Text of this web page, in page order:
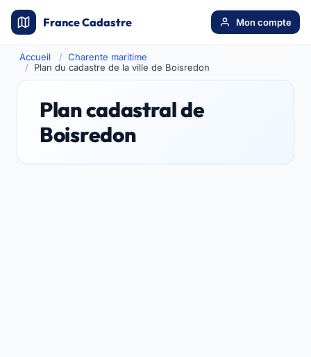
France Cadastre Mon compte
Accueil
Charente maritime
Plan du cadastre de la ville de Boisredon
Plan cadastral de
Boisredon